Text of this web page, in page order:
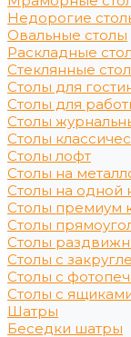
Недорогие
Овальные столы
Раскладные
Стеклянные
Столы для
Столы для
Столы
Столы
Столы лофт
Столы на
Столы на одной
Столы премиум
Столы
Столы
Столы с
Столы с
Столы с
Шатры
Беседки шатры